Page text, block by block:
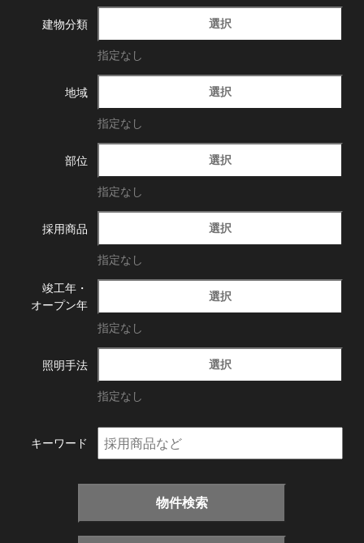
建物分類 選択
指定なし
地域 選択
指定なし
部位 選択
指定なし
採用商品 選択
指定なし
竣工年・
オープン年
選択
指定なし
照明手法 選択
指定なし
キーワード
物件検索